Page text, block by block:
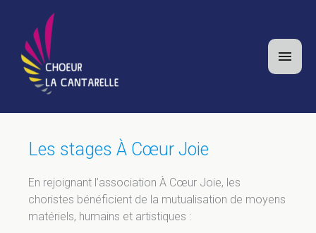
contenu
Les stages À Cœur Joie
En rejoignant l’association À Cœur Joie, les
choristes bénéficient de la mutualisation de moyens
matériels, humains et artistiques :